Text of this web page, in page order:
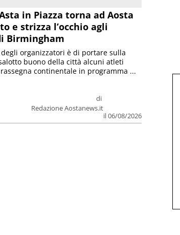
in Piazza torna ad Aosta
e strizza l’occhio agli
Birmingham
di
Redazione Aostanews.it
il 06/08/2026
degli organizzatori è di portare sulla
buono della città alcuni atleti
continentale in programma ...